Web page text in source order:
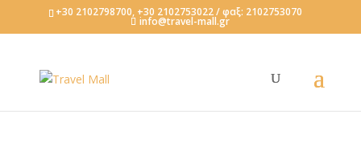
+30 2102798700, +30 2102753022 / φαξ: 2102753070
info@travel-mall.gr